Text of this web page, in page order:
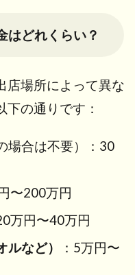
はどれくらい？
店場所によって異な
下の通りです：
場合は不要）：30
〜200万円
万円〜40万円
など）
：5万円〜